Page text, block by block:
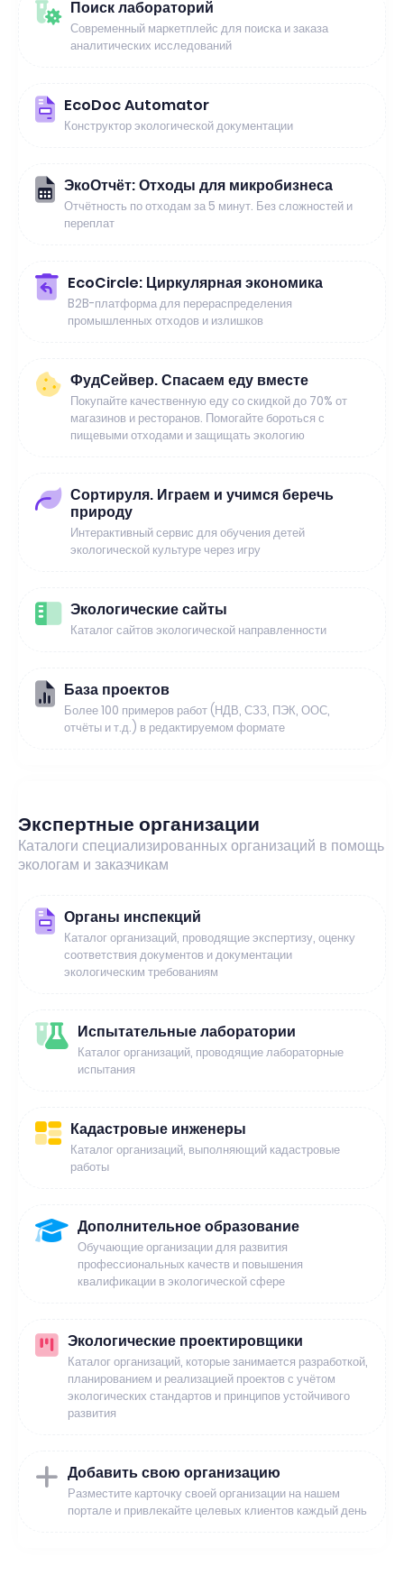
Поиск лабораторий
Современный маркетплейс для поиска и заказа
аналитических исследований
EcoDoc Automator
Конструктор экологической документации
ЭкоОтчёт: Отходы для микробизнеса
Отчётность по отходам за 5 минут. Без сложностей и
переплат
EcoCircle: Циркулярная экономика
B2B-платформа для перераспределения
промышленных отходов и излишков
ФудСейвер. Спасаем еду вместе
Покупайте качественную еду со скидкой до 70% от
магазинов и ресторанов. Помогайте бороться с
пищевыми отходами и защищать экологию
Сортируля. Играем и учимся беречь
природу
Интерактивный сервис для обучения детей
экологической культуре через игру
Экологические сайты
Каталог сайтов экологической направленности
База проектов
Более 100 примеров работ (НДВ, СЗЗ, ПЭК, ООС,
отчёты и т.д.) в редактируемом формате
Экспертные организации
Каталоги специализированных организаций в помощь
экологам и заказчикам
Органы инспекций
Каталог организаций, проводящие экспертизу, оценку
соответствия документов и документации
экологическим требованиям
Испытательные лаборатории
Каталог организаций, проводящие лабораторные
испытания
Кадастровые инженеры
Каталог организаций, выполняющий кадастровые
работы
Дополнительное образование
Обучающие организации для развития
профессиональных качеств и повышения
квалификации в экологической сфере
Экологические проектировщики
Каталог организаций, которые занимается разработкой,
планированием и реализацией проектов с учётом
экологических стандартов и принципов устойчивого
развития
Добавить свою организацию
Разместите карточку своей организации на нашем
портале и привлекайте целевых клиентов каждый день